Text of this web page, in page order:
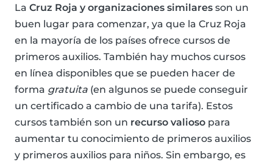
La Cruz Roja y organizaciones similares son un
buen lugar para comenzar, ya que la Cruz Roja
en la mayoría de los países ofrece cursos de
primeros auxilios. También hay muchos cursos
en línea disponibles que se pueden hacer de
forma gratuita (en algunos se puede conseguir
un certificado a cambio de una tarifa). Estos
cursos también son un recurso valioso para
aumentar tu conocimiento de primeros auxilios
y primeros auxilios para niños. Sin embargo, es